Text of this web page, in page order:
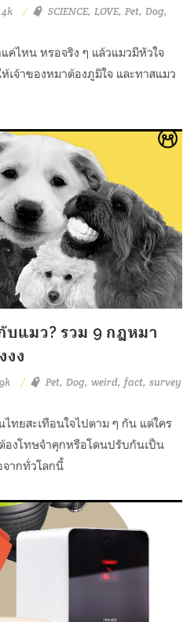
SCIENCE LOVE Pet Dog
ค่ไหน หรอจริง ๆ แล้วแมวมีหัวใจ
เจ้าของหมาต้องภูมิใจ และทาสแมว
บแมว? รวม 9 กฏหมา
งง
Pet Dog weird fact survey
ทยสะเทือนใจไปตาม ๆ กัน แต่ใคร
องโทษจำคุกหรือโดนปรับกันเป็น
ากทั่วโลกนี้